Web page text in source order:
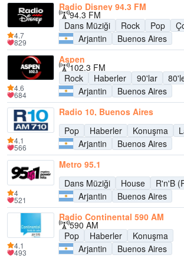
Radio Disney 94.3 FM
94.3 FM
Dans Müziği
Rock Pop
Arjantin
Buenos Aires
4.7
829
Aspen
102.3 FM
Rock
Haberler 90'lar
Arjantin
Buenos Aires
4.6
684
Radio 10, Buenos Aires
Pop
Haberler Konuşma
Arjantin
Buenos Aires
4.1
566
Metro 95.1
Dans Müziği
House
R'n'B
Arjantin
Buenos Aires
4
521
Radio Continental 590 AM
590 AM
Pop
Haberler
Konuşma
Arjantin
Buenos Aires
4.1
493